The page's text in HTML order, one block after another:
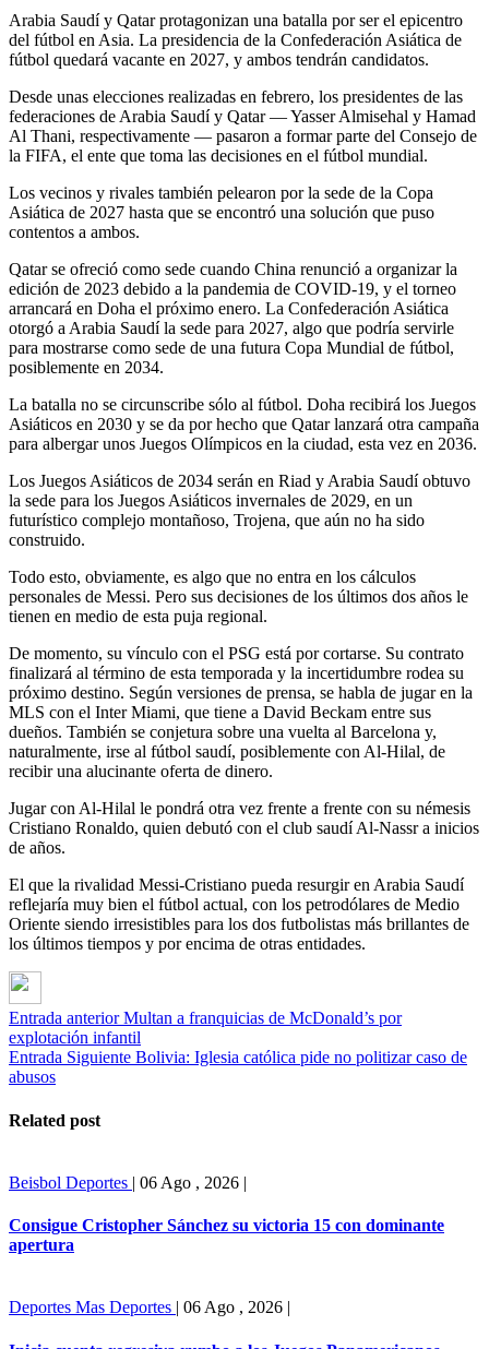
Arabia Saudí y Qatar protagonizan una batalla por ser el epicentro
del fútbol en Asia. La presidencia de la Confederación Asiática de
fútbol quedará vacante en 2027, y ambos tendrán candidatos.
Desde unas elecciones realizadas en febrero, los presidentes de las
federaciones de Arabia Saudí y Qatar — Yasser Almisehal y Hamad
Al Thani, respectivamente — pasaron a formar parte del Consejo de
la FIFA, el ente que toma las decisiones en el fútbol mundial.
Los vecinos y rivales también pelearon por la sede de la Copa
Asiática de 2027 hasta que se encontró una solución que puso
contentos a ambos.
Qatar se ofreció como sede cuando China renunció a organizar la
edición de 2023 debido a la pandemia de COVID-19, y el torneo
arrancará en Doha el próximo enero. La Confederación Asiática
otorgó a Arabia Saudí la sede para 2027, algo que podría servirle
para mostrarse como sede de una futura Copa Mundial de fútbol,
posiblemente en 2034.
La batalla no se circunscribe sólo al fútbol. Doha recibirá los Juegos
Asiáticos en 2030 y se da por hecho que Qatar lanzará otra campaña
para albergar unos Juegos Olímpicos en la ciudad, esta vez en 2036.
Los Juegos Asiáticos de 2034 serán en Riad y Arabia Saudí obtuvo
la sede para los Juegos Asiáticos invernales de 2029, en un
futurístico complejo montañoso, Trojena, que aún no ha sido
construido.
Todo esto, obviamente, es algo que no entra en los cálculos
personales de Messi. Pero sus decisiones de los últimos dos años le
tienen en medio de esta puja regional.
De momento, su vínculo con el PSG está por cortarse. Su contrato
finalizará al término de esta temporada y la incertidumbre rodea su
próximo destino. Según versiones de prensa, se habla de jugar en la
MLS con el Inter Miami, que tiene a David Beckam entre sus
dueños. También se conjetura sobre una vuelta al Barcelona y,
naturalmente, irse al fútbol saudí, posiblemente con Al-Hilal, de
recibir una alucinante oferta de dinero.
Jugar con Al-Hilal le pondrá otra vez frente a frente con su némesis
Cristiano Ronaldo, quien debutó con el club saudí Al-Nassr a inicios
de años.
El que la rivalidad Messi-Cristiano pueda resurgir en Arabia Saudí
reflejaría muy bien el fútbol actual, con los petrodólares de Medio
Oriente siendo irresistibles para los dos futbolistas más brillantes de
los últimos tiempos y por encima de otras entidades.
Entrada anterior Multan a franquicias de McDonald’s por
explotación infantil
Entrada Siguiente Bolivia: Iglesia católica pide no politizar caso de
abusos
Related post
Beisbol Deportes | 06 Ago , 2026 |
Consigue Cristopher Sánchez su victoria 15 con dominante
apertura
Deportes Mas Deportes | 06 Ago , 2026 |